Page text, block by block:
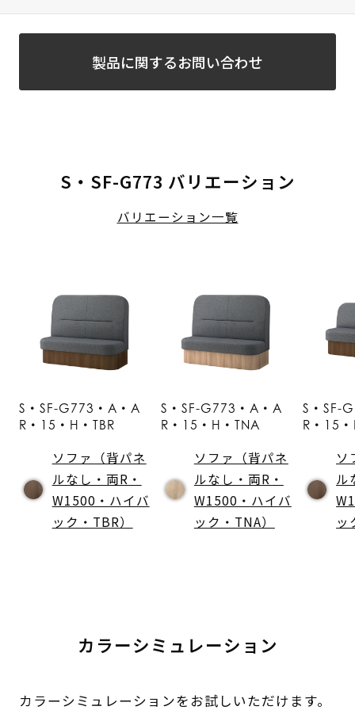
製品に関するお問い合わせ
S・SF-G773 バリエーション
バリエーション一覧
S・SF-G773・A・A
R・15・H・TBR
ソファ（背パネ
ルなし・両R・
W1500・ハイバ
ック・TBR）
S・SF-G773・A・A
R・15・H・TNA
ソファ（背パネ
ルなし・両R・
W1500・ハイバ
ック・TNA）
S・SF-
R・15・
ソ
ル
ッ
カラーシミュレーション
カラーシミュレーションをお試しいただけます。